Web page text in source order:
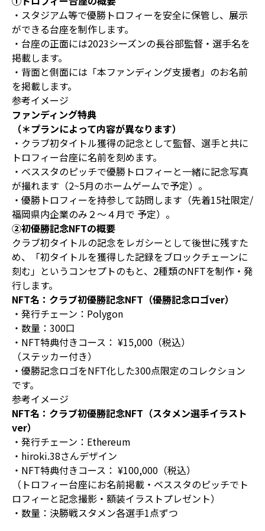
・スタジアム等で優勝トロフィーを安全に保管し、展示
ができる台座を制作します。
・台座の正面には2023シーズンの長谷部監督・選手名を
掲載します。
・背面と側面には「本ファンディング支援者」のお名前
を掲載します。
参考イメージ
ファンディング特典
（＊プランによって内容が異なります）
・クラブ初タイトル獲得の記念として監督、選手と共に
トロフィー台座に名前を刻めます。
・ベススタのピッチで優勝トロフィーと一緒に記念写真
が撮れます（2~5月のホームゲームで予定）。
・優勝トロフィーを持参して訪問します（先着15社限定/
福岡県内企業のみ２～４月で 予定）。
②初優勝記念NFTの概要
クラブ初タイトルの記念をレガシーとして後世に残すた
め、「初タイトルを獲得した記録をブロックチェーンに
刻む」というコンセプトのもと、2種類のNFTを制作・発
行します。
NFT名：クラブ初優勝記念NFT（優勝記念ロゴver）
・発行チェーン：Polygon
・数量：300口
・NFT特典付きコース： ¥15,000（税込）
（ステッカー付き）
・優勝記念ロゴをNFT化した300点限定のコレクション
です。
参考イメージ
NFT名：クラブ初優勝記念NFT（スタメン選手イラスト
ver）
・発行チェーン：Ethereum
・hiroki.38さんデザイン
・NFT特典付きコース： ¥100,000（税込）
（トロフィー台座にお名前掲載・ベススタのピッチでト
ロフィーと記念撮影・額装イラストプレゼント）
・数量：決勝戦スタメン各選手1点ずつ